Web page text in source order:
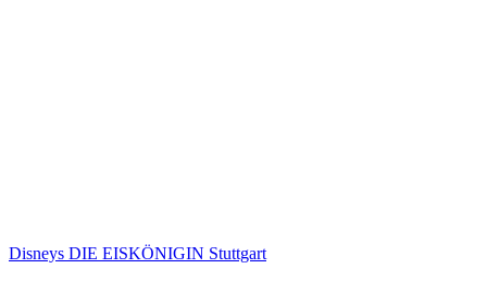
Disneys DIE EISKÖNIGIN Stuttgart